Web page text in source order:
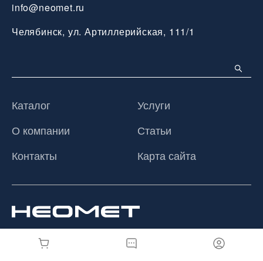
info@neomet.ru
Челябинск, ул. Артиллерийская, 111/1
Каталог
Услуги
О компании
Статьи
Контакты
Карта сайта
© 2026 ООО «Неомет», Все права защищены